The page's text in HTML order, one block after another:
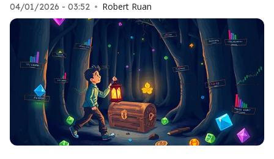
04/01/2026 - 03:52 • Robert Ruan